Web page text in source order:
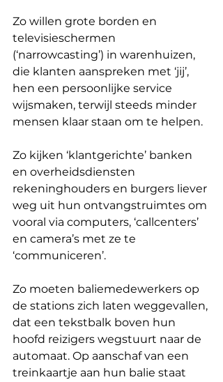
Zo willen grote borden en
televisieschermen
(‘narrowcasting’) in warenhuizen,
die klanten aanspreken met ‘jij’,
hen een persoonlijke service
wijsmaken, terwijl steeds minder
mensen klaar staan om te helpen.
Zo kijken ‘klantgerichte’ banken
en overheidsdiensten
rekeninghouders en burgers liever
weg uit hun ontvangstruimtes om
vooral via computers, ‘callcenters’
en camera’s met ze te
‘communiceren’.
Zo moeten baliemedewerkers op
de stations zich laten weggevallen,
dat een tekstbalk boven hun
hoofd reizigers wegstuurt naar de
automaat. Op aanschaf van een
treinkaartje aan hun balie staat